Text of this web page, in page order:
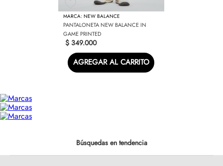
NEW BALANCE
PANTALONETA NEW BALANCE IN
GAME PRINTED
$ 349.000
AGREGAR AL CARRITO
Búsquedas en tendencia